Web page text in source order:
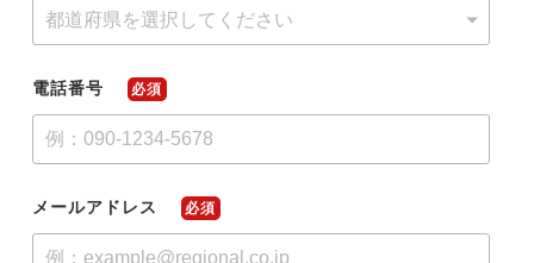
電話番号 必須
メールアドレス 必須